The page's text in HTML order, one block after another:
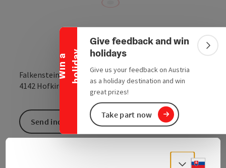
W
i
n
a
h
o
l
i
d
a y
Collapse banner
Give feedback and win
holidays
Give us your feedback on Austria
as a holiday destination and win
great prizes!
Take part now
Falkensteinstraße 6
4142 Hofkirchen im Mühlkreis open in
Send inquiry
Select